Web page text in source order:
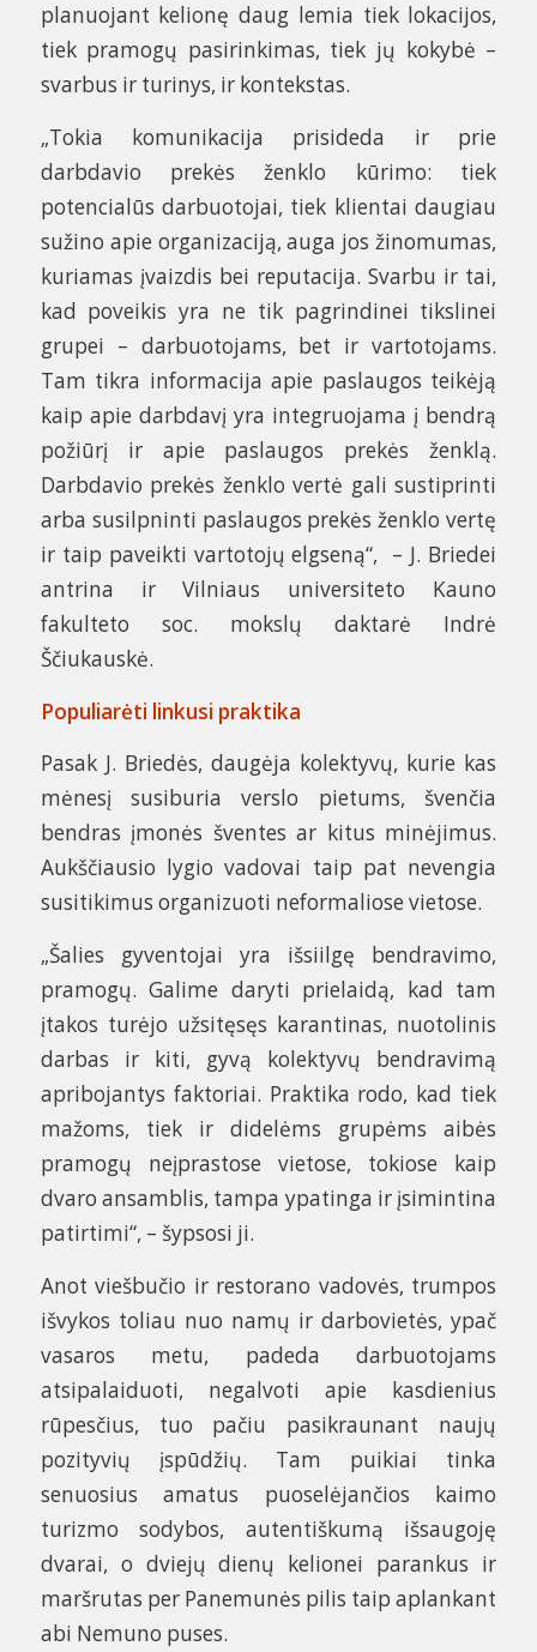
planuojant kelionę daug lemia tiek lokacijos,
tiek pramogų pasirinkimas, tiek jų kokybė –
svarbus ir turinys, ir kontekstas.
„Tokia komunikacija prisideda ir prie
darbdavio prekės ženklo kūrimo: tiek
potencialūs darbuotojai, tiek klientai daugiau
sužino apie organizaciją, auga jos žinomumas,
kuriamas įvaizdis bei reputacija. Svarbu ir tai,
kad poveikis yra ne tik pagrindinei tikslinei
grupei – darbuotojams, bet ir vartotojams.
Tam tikra informacija apie paslaugos teikėją
kaip apie darbdavį yra integruojama į bendrą
požiūrį ir apie paslaugos prekės ženklą.
Darbdavio prekės ženklo vertė gali sustiprinti
arba susilpninti paslaugos prekės ženklo vertę
ir taip paveikti vartotojų elgseną“, – J. Briedei
antrina ir Vilniaus universiteto Kauno
fakulteto soc. mokslų daktarė Indrė
Ščiukauskė.
Populiarėti linkusi praktika
Pasak J. Briedės, daugėja kolektyvų, kurie kas
mėnesį susiburia verslo pietums, švenčia
bendras įmonės šventes ar kitus minėjimus.
Aukščiausio lygio vadovai taip pat nevengia
susitikimus organizuoti neformaliose vietose.
„Šalies gyventojai yra išsiilgę bendravimo,
pramogų. Galime daryti prielaidą, kad tam
įtakos turėjo užsitęsęs karantinas, nuotolinis
darbas ir kiti, gyvą kolektyvų bendravimą
apribojantys faktoriai. Praktika rodo, kad tiek
mažoms, tiek ir didelėms grupėms aibės
pramogų neįprastose vietose, tokiose kaip
dvaro ansamblis, tampa ypatinga ir įsimintina
patirtimi“, – šypsosi ji.
Anot viešbučio ir restorano vadovės, trumpos
išvykos toliau nuo namų ir darbovietės, ypač
vasaros metu, padeda darbuotojams
atsipalaiduoti, negalvoti apie kasdienius
rūpesčius, tuo pačiu pasikraunant naujų
pozityvių įspūdžių. Tam puikiai tinka
senuosius amatus puoselėjančios kaimo
turizmo sodybos, autentiškumą išsaugoję
dvarai, o dviejų dienų kelionei parankus ir
maršrutas per Panemunės pilis taip aplankant
abi Nemuno puses.